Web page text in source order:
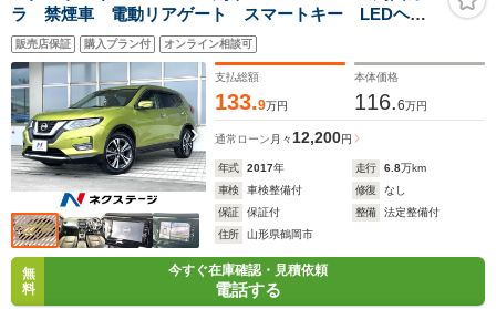
ラ 禁煙車 電動リアゲート スマートキー LEDヘッ
ド ETC 純正18インチアルミ オートライト オート
エアコン Bluetooth CD DVD再生 フルセグ
販売店保証 購入プラン付 オンライン相談可
支払総額
133.9万円
本体価格
116.6万円
通常ローン 月々12,200円
年式 2017年 走行 6.8万km
車検
車検整備付 修復
なし
保証
保証付 整備
法定整備付
住所
山形県鶴岡市
無
料
今すぐ在庫確認・見積依頼
電話する